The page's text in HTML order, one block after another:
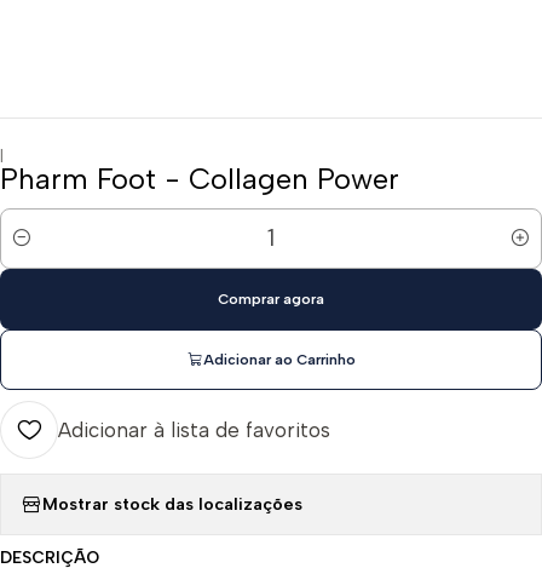
|
Pharm Foot - Collagen Power
Quantidade
Adicionar ao Carrinho
Comprar agora
Adicionar à lista de favoritos
Mostrar stock das localizações
DESCRIÇÃO